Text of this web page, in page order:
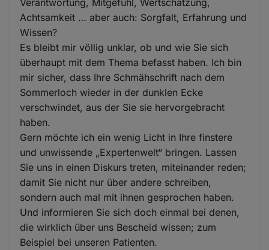
Achtsamkeit … aber auch: Sorgfalt, Erfahrung und
Wissen?
Es bleibt mir völlig unklar, ob und wie Sie sich
überhaupt mit dem Thema befasst haben. Ich bin
mir sicher, dass Ihre Schmähschrift nach dem
Sommerloch wieder in der dunklen Ecke
verschwindet, aus der Sie sie hervorgebracht
haben.
Gern möchte ich ein wenig Licht in Ihre finstere
und unwissende „Expertenwelt“ bringen. Lassen
Sie uns in einen Diskurs treten, miteinander reden;
damit Sie nicht nur über andere schreiben,
sondern auch mal mit ihnen gesprochen haben.
Und informieren Sie sich doch einmal bei denen,
die wirklich über uns Bescheid wissen; zum
Beispiel bei unseren Patienten.